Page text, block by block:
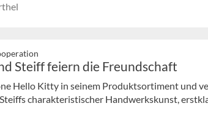
Steiff feiern die Freundschaft
Hello Kitty in seinem Produktsortiment und
charakteristischer Handwerkskunst,